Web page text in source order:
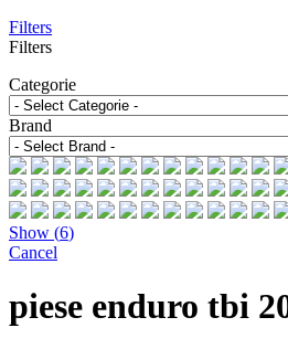
Filters
Filters
Categorie
Brand
Show (6)
Cancel
piese enduro tbi